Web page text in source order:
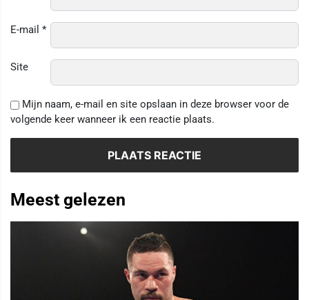
E-mail *
Site
Mijn naam, e-mail en site opslaan in deze browser voor de
volgende keer wanneer ik een reactie plaats.
Meest gelezen